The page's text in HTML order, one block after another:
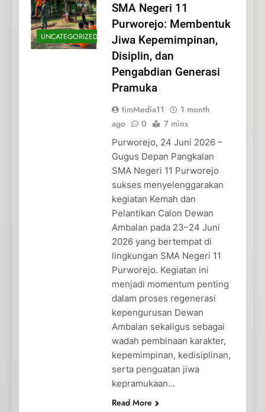
UNCATEGORIZED
SMA Negeri 11
Purworejo: Membentuk
Jiwa Kepemimpinan,
Disiplin, dan
Pengabdian Generasi
Pramuka
timMedia11
1 month
ago
0 7 mins
Purworejo, 24 Juni 2026 –
Gugus Depan Pangkalan
SMA Negeri 11 Purworejo
sukses menyelenggarakan
kegiatan Kemah dan
Pelantikan Calon Dewan
Ambalan pada 23–24 Juni
2026 yang bertempat di
lingkungan SMA Negeri 11
Purworejo. Kegiatan ini
menjadi momentum penting
dalam proses regenerasi
kepengurusan Dewan
Ambalan sekaligus sebagai
wadah pembinaan karakter,
kepemimpinan, kedisiplinan,
serta penguatan jiwa
kepramukaan…
Read More